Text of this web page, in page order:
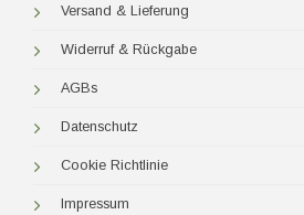
Versand & Lieferung
Widerruf & Rückgabe
AGBs
Datenschutz
Cookie Richtlinie
Impressum